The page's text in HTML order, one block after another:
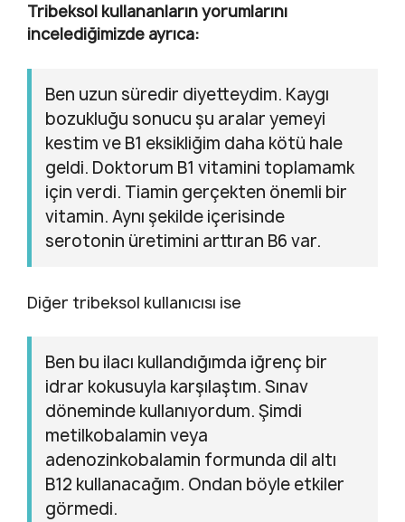
Tribeksol kullananların yorumlarını
incelediğimizde ayrıca:
Ben uzun süredir diyetteydim. Kaygı
bozukluğu sonucu şu aralar yemeyi
kestim ve B1 eksikliğim daha kötü hale
geldi. Doktorum B1 vitamini toplamamk
için verdi. Tiamin gerçekten önemli bir
vitamin. Aynı şekilde içerisinde
serotonin üretimini arttıran B6 var.
Diğer tribeksol kullanıcısı ise
Ben bu ilacı kullandığımda iğrenç bir
idrar kokusuyla karşılaştım. Sınav
döneminde kullanıyordum. Şimdi
metilkobalamin veya
adenozinkobalamin formunda dil altı
B12 kullanacağım. Ondan böyle etkiler
görmedi.